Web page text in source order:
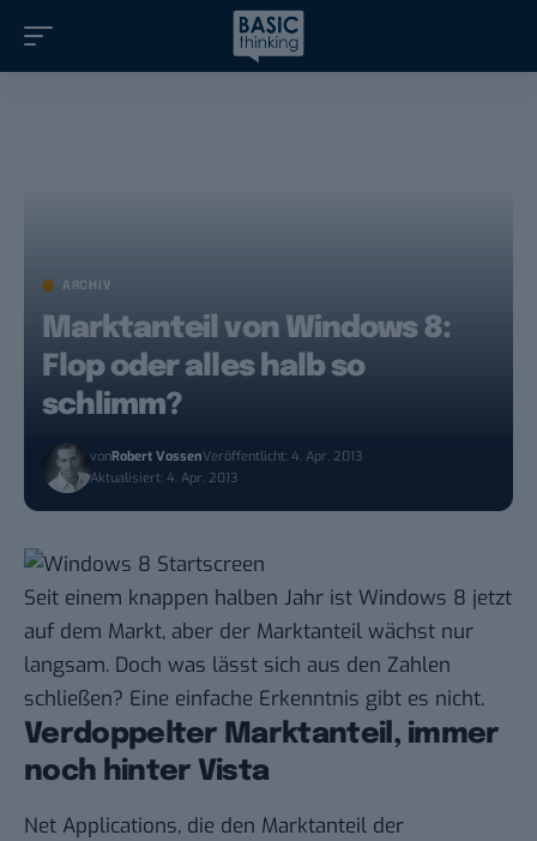
ARCHIV
Marktanteil von Windows 8:
Flop oder alles halb so
schlimm?
vonRobert VossenVeröffentlicht: 4. Apr. 2013
Aktualisiert: 4. Apr. 2013
Seit einem knappen halben Jahr ist Windows 8 jetzt
auf dem Markt, aber der Marktanteil wächst nur
langsam. Doch was lässt sich aus den Zahlen
schließen? Eine einfache Erkenntnis gibt es nicht.
Verdoppelter Marktanteil, immer
noch hinter Vista
Net Applications, die den Marktanteil der